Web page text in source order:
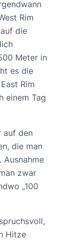
Rim
die
Meter in
es die
Rim
einem Tag
auf den
die man
Ausnahme
zwar
„100
Hitze